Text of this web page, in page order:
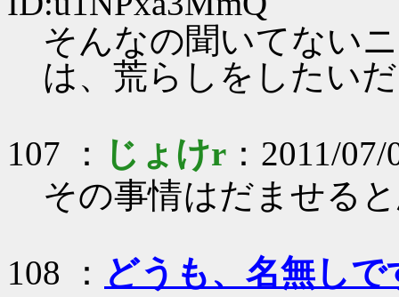
そんなの聞いてない
は、荒らしをしたい
107 ： じょけr ：2011/
その事情はだませる
108 ： どうも、名無しで